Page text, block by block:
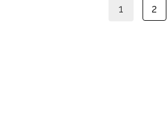
1 2